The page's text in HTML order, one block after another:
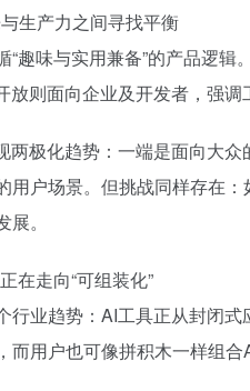
生产力之间寻找平衡
“趣味与实用兼备”的产品逻
放则面向企业及开发者，强调
两极化趋势：一端是面向大
用户场景。但挑战同样存在
。
在走向“可组装化”
行业趋势：AI工具正从封闭
而用户也可像拼积木一样组合